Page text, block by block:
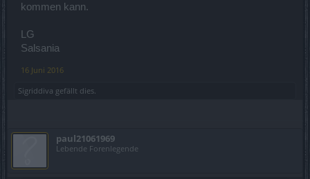
kommen kann.
LG
Salsania
16 Juni 2016
Sigriddiva gefällt dies.
paul21061969
Lebende Forenlegende